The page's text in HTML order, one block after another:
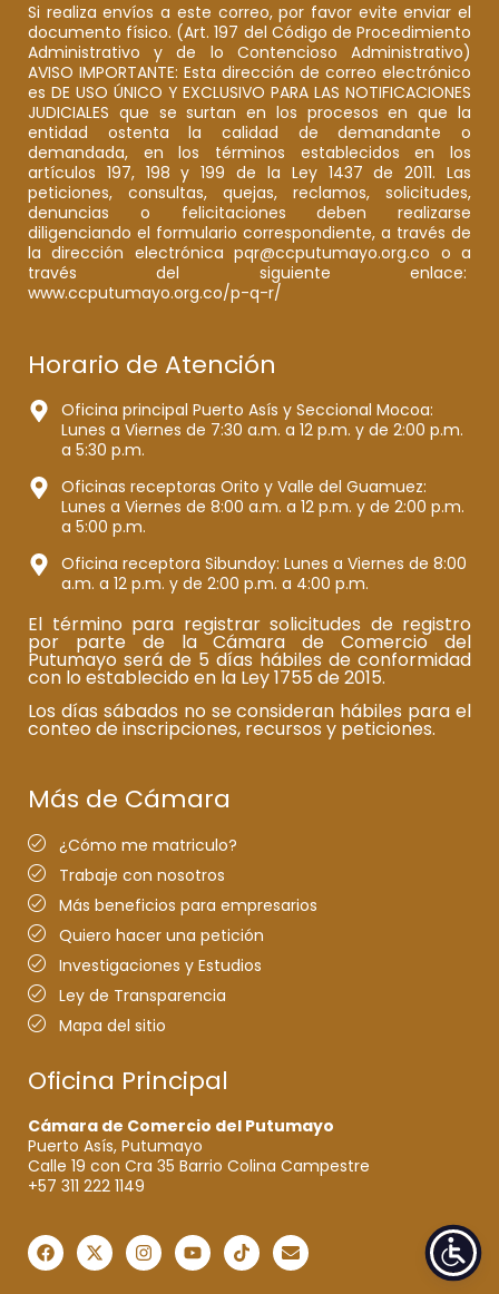
Si realiza envíos a este correo, por favor evite enviar el
documento físico. (Art. 197 del Código de Procedimiento
Administrativo y de lo Contencioso Administrativo)
AVISO IMPORTANTE: Esta dirección de correo electrónico
es DE USO ÚNICO Y EXCLUSIVO PARA LAS NOTIFICACIONES
JUDICIALES que se surtan en los procesos en que la
entidad ostenta la calidad de demandante o
demandada, en los términos establecidos en los
artículos 197, 198 y 199 de la Ley 1437 de 2011. Las
peticiones, consultas, quejas, reclamos, solicitudes,
denuncias o felicitaciones deben realizarse
diligenciando el formulario correspondiente, a través de
la dirección electrónica pqr@ccputumayo.org.co o a
través del siguiente enlace:
www.ccputumayo.org.co/p-q-r/
Horario de Atención
Oficina principal Puerto Asís y Seccional Mocoa:
Lunes a Viernes de 7:30 a.m. a 12 p.m. y de 2:00 p.m.
a 5:30 p.m.
Oficinas receptoras Orito y Valle del Guamuez:
Lunes a Viernes de 8:00 a.m. a 12 p.m. y de 2:00 p.m.
a 5:00 p.m.
Oficina receptora Sibundoy: Lunes a Viernes de 8:00
a.m. a 12 p.m. y de 2:00 p.m. a 4:00 p.m.
El término para registrar solicitudes de registro
por parte de la Cámara de Comercio del
Putumayo será de 5 días hábiles de conformidad
con lo establecido en la Ley 1755 de 2015.
Los días sábados no se consideran hábiles para el
conteo de inscripciones, recursos y peticiones.
Más de Cámara
¿Cómo me matriculo?
Trabaje con nosotros
Más beneficios para empresarios
Quiero hacer una petición
Investigaciones y Estudios
Ley de Transparencia
Mapa del sitio
Oficina Principal
Cámara de Comercio del Putumayo
Puerto Asís, Putumayo
Calle 19 con Cra 35 Barrio Colina Campestre
+57 311 222 1149